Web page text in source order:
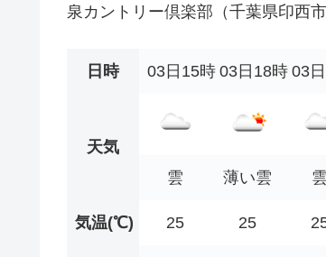
泉カントリー倶楽部（千葉県印西
日時 03日15時 03日18時 03
天気
雲
薄い雲 雲
気温(℃) 25 25